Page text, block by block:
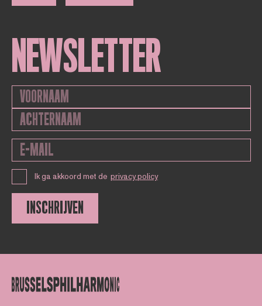
NEWSLETTER
Ik ga akkoord met de privacy policy
INSCHRIJVEN